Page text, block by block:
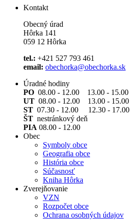
Kontakt
Obecný úrad
Hôrka 141
059 12 Hôrka
tel.: +421 527 793 461
email: obechorka@obechorka.sk
Úradné hodiny
PO 08.00 - 12.00 13.00 - 15.00
UT 08.00 - 12.00 13.00 - 15.00
ST 07.30 - 12.00 12.30 - 17.00
ŠT nestránkový deň
PIA 08.00 - 12.00
Obec
Symboly obce
Geografia obce
História obce
Súčasnosť
Kniha Hôrka
Zverejňovanie
VZN
Rozpočet obce
Ochrana osobných údajov